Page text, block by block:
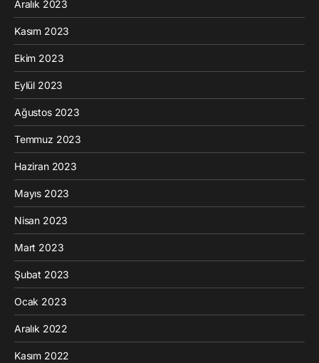
Aralık 2023
Kasım 2023
Ekim 2023
Eylül 2023
Ağustos 2023
Temmuz 2023
Haziran 2023
Mayıs 2023
Nisan 2023
Mart 2023
Şubat 2023
Ocak 2023
Aralık 2022
Kasım 2022